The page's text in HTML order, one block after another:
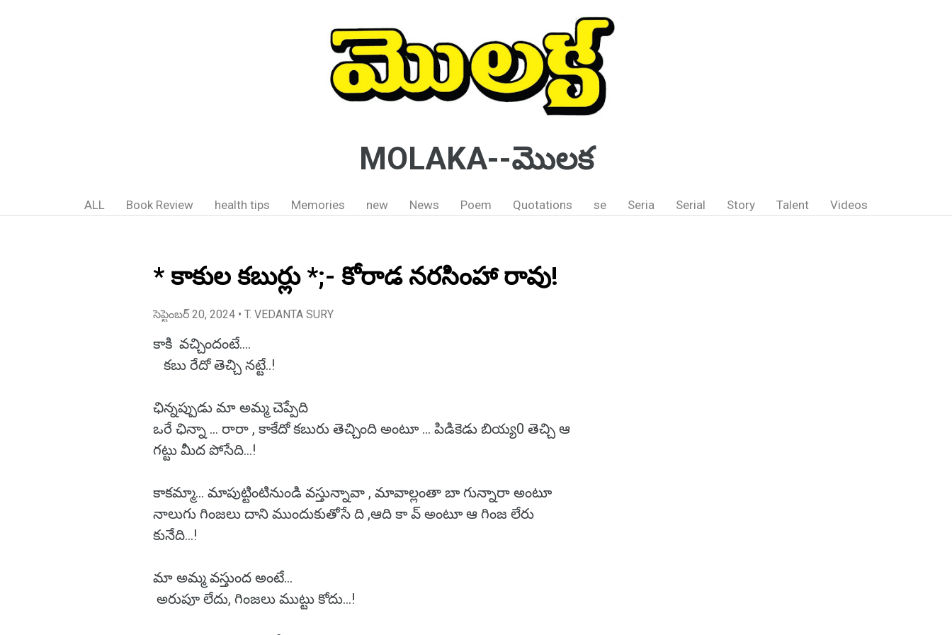
MOLAKA--మొలక
ALL Book Review health tips Memories new News Poem Quotations se Seria Serial Story Talent Videos
* కాకుల కబుర్లు *;- కోరాడ నరసింహా రావు!
సెప్టెంబర్ 20, 2024 • T. VEDANTA SURY
కాకి వచ్చిందంటే....
కబు రేదో తెచ్చి నట్టే..!
ఛిన్నప్పుడు మా అమ్మ చెప్పేది
ఒరే ఛిన్నా ... రారా , కాకేదో కబురు తెచ్చింది అంటూ ... పిడికెడు బియ్య0 తెచ్చి ఆ
గట్టు మీద పోసేది...!
కాకమ్మా... మాపుట్టింటినుండి వస్తున్నావా , మావాల్లంతా బా గున్నారా అంటూ
నాలుగు గింజలు దాని ముందుకుతోసే ది ,ఆది కా వ్ అంటూ ఆ గింజ లేరు
కునేది...!
మా అమ్మ వస్తుంద అంటే...
అరుపూ లేదు, గింజలు ముట్టు కోదు...!